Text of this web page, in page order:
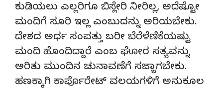
ಕುಡಿಯಲು ಎಲ್ಲರಿಗೂ ಬಿಸ್ಲೇರಿ ನೀರಿಲ್ಲ, ಅದೆಷ್ಟೋ
ಮಂದಿಗೆ ಸೂರಿ ಇಲ್ಲ ಎಂಬುದನ್ನು ಅರಿಯಬೇಕು.
ದೇಶದ ಅರ್ಧ ಸಂಪತ್ತು ಬರೀ ಬೆರೆಳೆಣಿಕೆಯಷ್ಟು
ಮಂದಿ ಹೊಂದಿದ್ದಾರೆ ಎಂಬ ಘೋರ ಸತ್ಯವನ್ನು
ಅರಿತು ಮುಂದಿನ ಚುನಾವಣೆಗೆ ಸಜ್ಜಾಗಬೇಕು.
ಹಣಕ್ಕಾಗಿ ಕಾರ್ಪೊರೇಟ್ ವಲಯಗಳಿಗೆ ಅನುಕೂಲ